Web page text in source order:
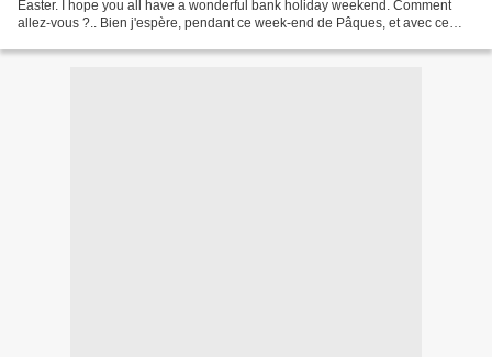
Easter. I hope you all have a wonderful bank holiday weekend. Comment
allez-vous ?.. Bien j'espère, pendant ce week-end de Pâques, et avec ce